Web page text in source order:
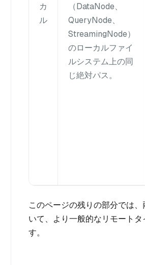
カ
ル
（DataNode、
QueryNode、
StreamingNode）
のローカルファイ
ルシステム上の同
じ絶対パス。
このページの残りの部分では
いて、より一般的なリモートタ
す。